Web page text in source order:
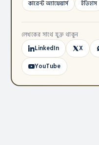
কারেন্ট অ্যাফেয়ার্স ইতিহাস
লেখকের সাথে যুক্ত থাকুন
LinkedIn X
YouTube